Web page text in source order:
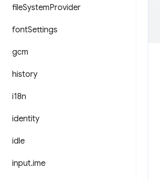
fileSystemProvider
fontSettings
gcm
history
i18n
identity
idle
input.ime